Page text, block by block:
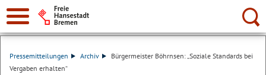
Suche:
Pressemitteilungen Archiv
Bürgermeister Böhrnsen: „Soziale Standards bei
Vergaben erhalten“